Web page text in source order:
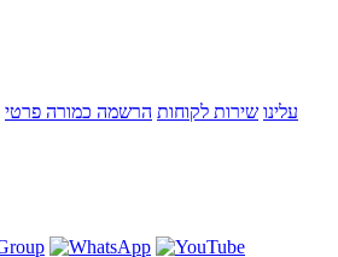
עלינו שירות לקוחות הרשמה כמורה פרטי